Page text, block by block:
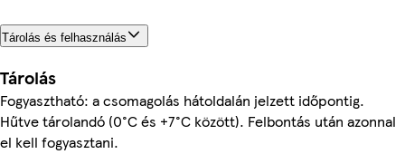
Tárolás és felhasználás
Tárolás
Fogyasztható: a csomagolás hátoldalán jelzett időpontig.
Hűtve tárolandó (0°C és +7°C között). Felbontás után azonnal
el kell fogyasztani.